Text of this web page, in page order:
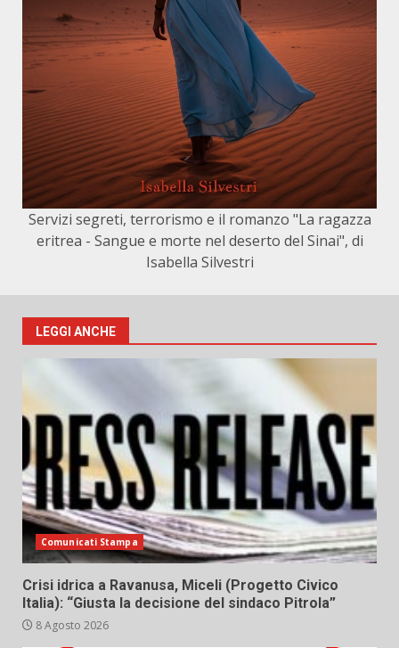
Servizi segreti, terrorismo e il romanzo "La ragazza
eritrea - Sangue e morte nel deserto del Sinai", di
Isabella Silvestri
LEGGI ANCHE
Comunicati Stampa
Crisi idrica a Ravanusa, Miceli (Progetto Civico
Italia): “Giusta la decisione del sindaco Pitrola”
8 Agosto 2026